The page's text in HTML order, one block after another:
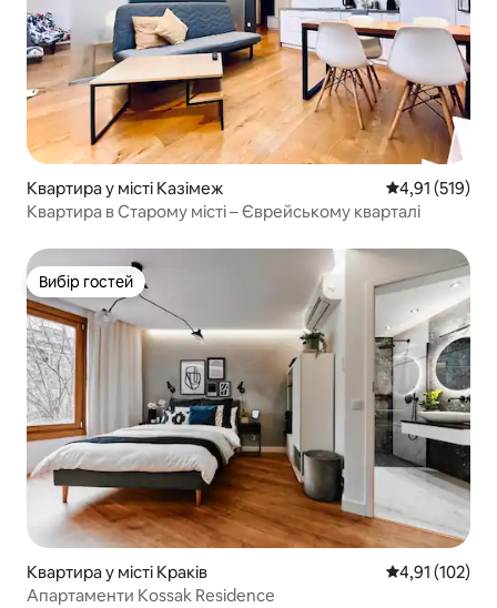
Квартира у місті Казімеж Середня
4,91 (519)
Квартира в Старому місті – Єврейському кварталі
Вибір гостей
Вибір гостей
Квартира у місті Краків Середня
4,91 (102)
Апартаменти Kossak Residence